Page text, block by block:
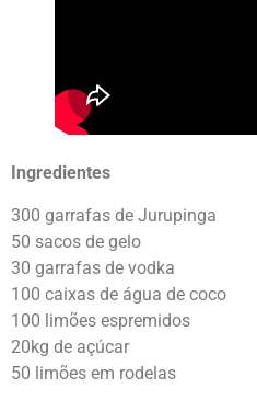
Ingredientes
300 garrafas de Jurupinga
50 sacos de gelo
30 garrafas de vodka
100 caixas de água de coco
100 limões espremidos
20kg de açúcar
50 limões em rodelas